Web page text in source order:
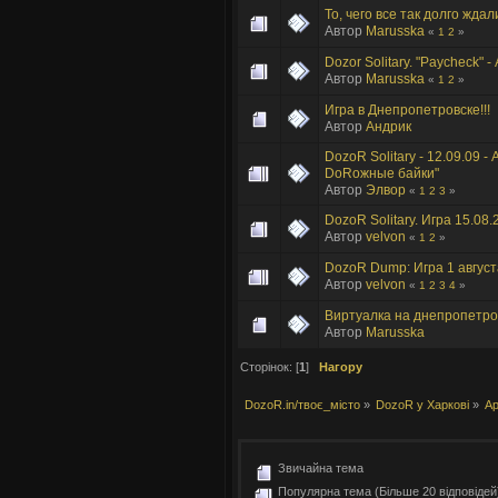
То, чего все так долго
Автор Marusska « 1 2 »
Dozor Solitary. "Paycheck"
Автор Marusska « 1 2 »
Игра в Днепропетровске!!!
Автор Андрик
DozoR Solitary - 12.09.09 -
DоRожные байки"
Автор Элвор « 1 2 3 »
DozoR Solitary. Игра
Автор velvon « 1 2 »
DozoR Dump: Игра 1
Автор velvon « 1 2 3 4»
Виртуалка на
Автор Marusska
Сторінок: [1] Нагору
DozoR.in/твоє_місто» DozoR у Харкові»
Звичайна тема
Популярна тема (Більше 20